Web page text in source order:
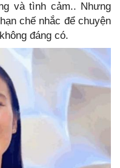
và tình cảm.. Nhưng
chế nhắc để chuyện
đáng có.